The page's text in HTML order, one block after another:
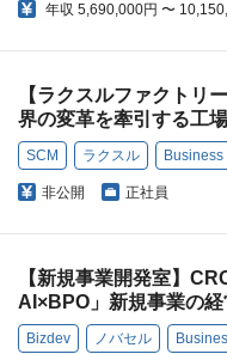
年収 5,690,000円 〜
【ラクスルファクトリ
界の変革を牽引する工
SCM ラクスル Business
非公開 正社員
【新規事業開発室】
AI×BPO」新規事業の
Bizdev ノバセル